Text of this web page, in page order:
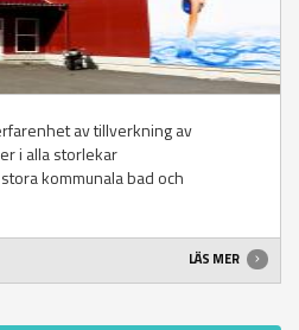
av tillverkning av
i alla storlekar
kommunala bad och
LÄS MER